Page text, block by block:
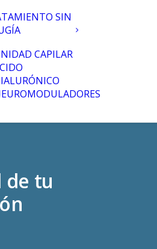
SIN
CAPILAR
de tu